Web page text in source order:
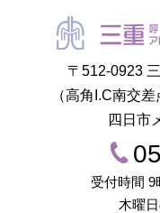
〒512-0923
（高角I.C南交
四日市
受付時間 9
木曜